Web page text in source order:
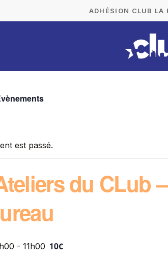
ADHÉSION CLUB LA
est passé.
du CLub
- 11h00 10€